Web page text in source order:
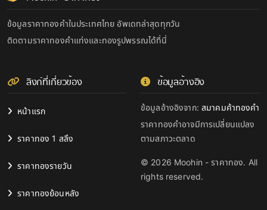
ข้อมูลราคาทองคำในประเทศไทย อัพเดทล่าสุดทุกวัน
ติดตามราคาทองคำแท่งและทองรูปพรรณได้ที่นี่
ลิงก์ที่เกี่ยวข้อง
หน้าแรก
ราคาทอง 1 สลึง
ราคาทองรายวัน
ราคาทองย้อนหลัง
ข้อมูลอ้างอิง
ข้อมูลอ้างอิงจาก: สมาคมค้าทองคำ
ราคาทองคำอาจมีการเปลี่ยนแปลง
ตามสภาวะตลาด
© 2026 Moohin - ราคาทอง. All
rights reserved.